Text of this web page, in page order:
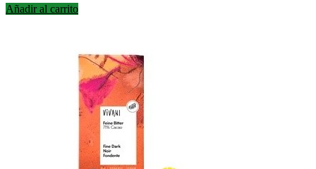
Añadir al carrito